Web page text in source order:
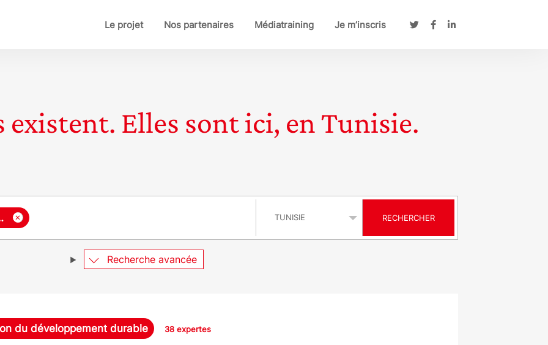
Le projet Nos partenaires Médiatraining Je m’inscris
existent. Elles sont ici, en Tunisie.
×
durable RECHERCHER
Recherche avancée
du développement durable 38 expertes